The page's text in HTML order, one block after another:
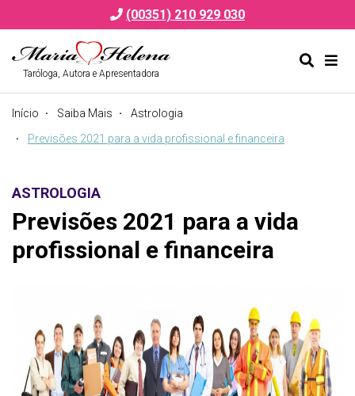
(00351) 210 929 030
Taróloga, Autora e Apresentadora
Início Saiba Mais
Astrologia
Previsões 2021 para a vida profissional e financeira
ASTROLOGIA
Previsões 2021 para a vida
profissional e financeira